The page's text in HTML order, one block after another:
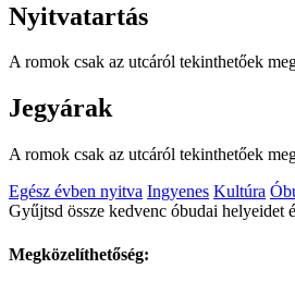
Nyitvatartás
A romok csak az utcáról tekinthetőek
Jegyárak
A romok csak az utcáról tekinthetőek
Egész évben nyitva Ingyenes Kultúra
Gyűjtsd össze kedvenc óbudai helyeidet
Megközelíthetőség: